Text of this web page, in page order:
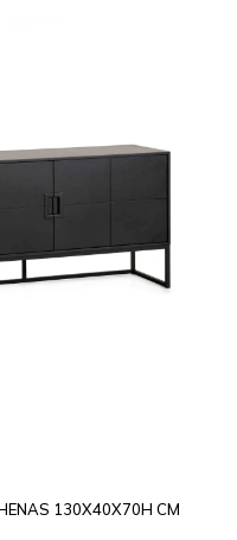
130X40X70H CM